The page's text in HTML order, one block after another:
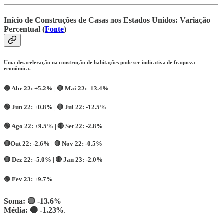
Início de Construções de Casas nos Estados Unidos: Variação
Percentual (Fonte)
Uma desaceleração na construção de habitações pode ser indicativa de fraqueza
econômica.
🟢Abr 22: +5.2% | 🔴 Mai 22: -13.4%
🟢 Jun 22: +0.8% | 🔴 Jul 22: -12.5%
🟢Ago 22: +9.5% | 🔴 Set 22: -2.8%
🔴Out 22: -2.6% | 🔴 Nov 22: -0.5%
🔴 Dez 22: -5.0% | 🔴 Jan 23: -2.0%
🟢 Fev 23: +9.7%
Soma: 🔴 -13.6%
Média: 🔴 -1.23%.